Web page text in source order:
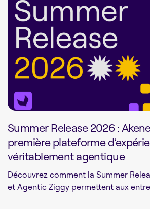
Summer Release 2026 :
première plateforme
véritablement agentique
Découvrez comment la Summer
et Agentic Ziggy permettent aux